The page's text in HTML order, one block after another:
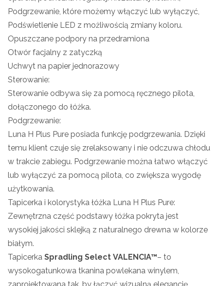
Podgrzewanie, które możemy włączyć lub wyłączyć,
Podświetlenie LED z możliwością zmiany koloru.
Opuszczane podpory na przedramiona
Otwór facjalny z zatyczką
Uchwyt na papier jednorazowy
Sterowanie:
Sterowanie odbywa się za pomocą ręcznego pilota,
dołączonego do łóżka.
Podgrzewanie:
Luna H Plus Pure posiada funkcję podgrzewania. Dzięki
temu klient czuje się zrelaksowany i nie odczuwa chłodu
w trakcie zabiegu. Podgrzewanie można łatwo włączyć
lub wyłączyć za pomocą pilota, co zwiększa wygodę
użytkowania.
Tapicerka i kolorystyka łóżka Luna H Plus Pure:
Zewnętrzna część podstawy łóżka pokryta jest
wysokiej jakości sklejką z naturalnego drewna w kolorze
białym.
Tapicerka Spradling Select VALENCIA™– to
wysokogatunkowa tkanina powlekana winylem,